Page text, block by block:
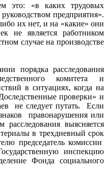
это: «в каких трудовых
предприятия».
их нет, и на «какие» они
не является работником
случае на производстве
порядка расследования
комитета и
в ситуациях, когда на
проверки» и
не следует путать. Если
правонарушения или
расследования выясняется
в трехдневный срок
председатель комиссии
инспекцию
Фонда социального